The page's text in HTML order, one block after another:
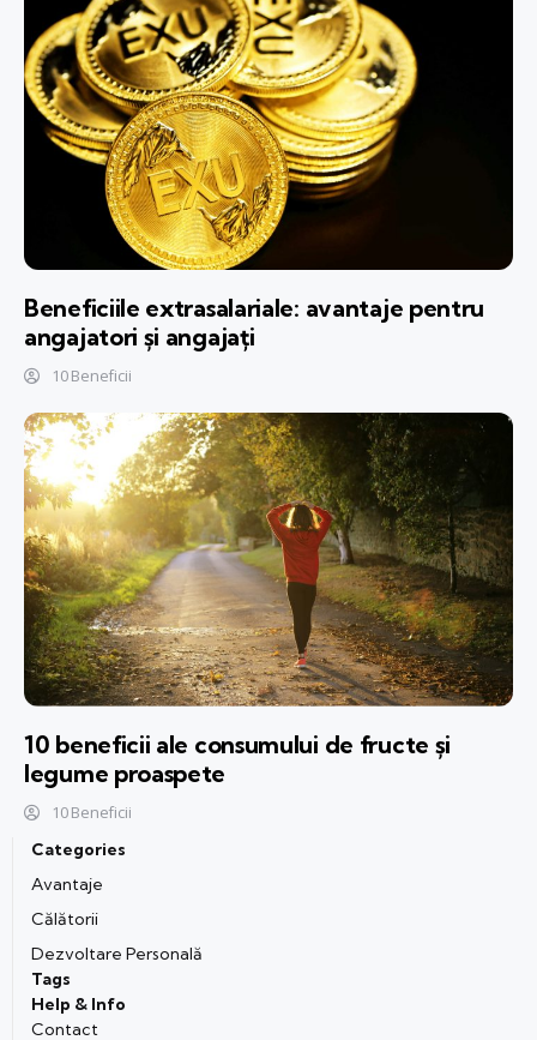
Beneficiile extrasalariale: avantaje pentru
angajatori și angajați
10 Beneficii
10 beneficii ale consumului de fructe și
legume proaspete
10 Beneficii
Categories
Avantaje
Călătorii
Dezvoltare Personală
Tags
Help & Info
Contact